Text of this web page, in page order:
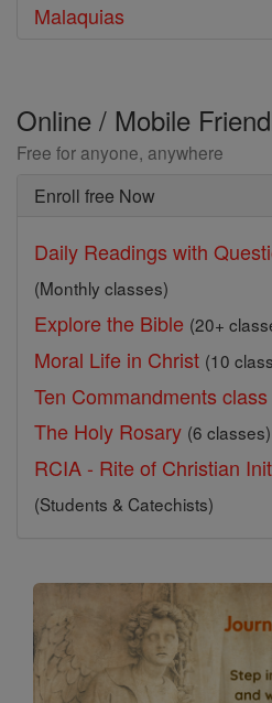
Malaquias
Online / Mobile
Free for anyone, anywhere
Enroll free Now
Daily Readings with
(Monthly classes)
Explore the Bible (20+
Moral Life in Christ (10
Ten Commandments class
The Holy Rosary (6 classes)
RCIA - Rite of Christian
(Students & Catechists)